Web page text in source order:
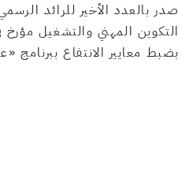
صدر بالعدد الأخير للرائد
بضبط معايير الانتفاع ببرنامج